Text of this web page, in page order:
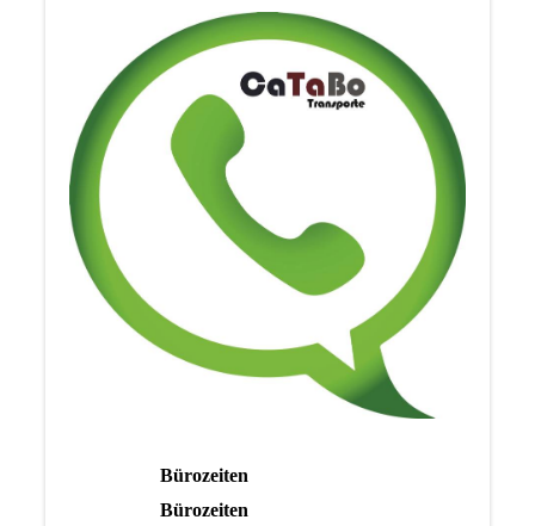
Bürozeiten
Bürozeiten